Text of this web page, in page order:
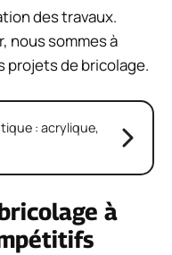
des travaux.
nous sommes à
de bricolage.
: acrylique,
à